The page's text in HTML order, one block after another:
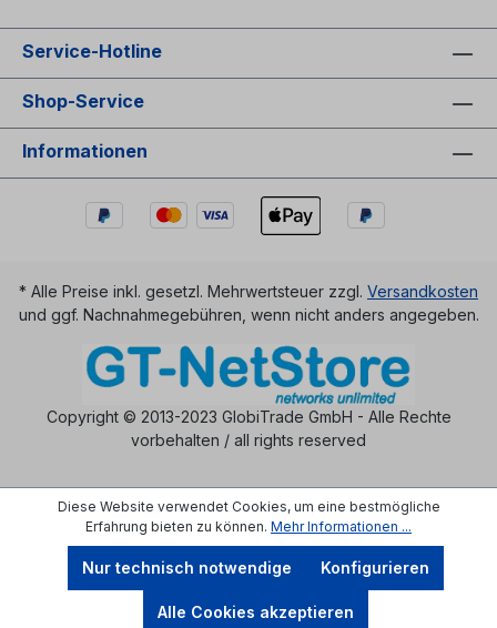
Service-Hotline
Shop-Service
Informationen
* Alle Preise inkl. gesetzl. Mehrwertsteuer zzgl. Versandkosten
und ggf. Nachnahmegebühren, wenn nicht anders angegeben.
Copyright © 2013-2023 GlobiTrade GmbH - Alle Rechte
vorbehalten / all rights reserved
Diese Website verwendet Cookies, um eine bestmögliche
Erfahrung bieten zu können. Mehr Informationen ...
Nur technisch notwendige Konfigurieren
Alle Cookies akzeptieren